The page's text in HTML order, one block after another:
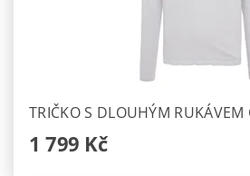
TRIČKO S DLOUHÝM
1 799 Kč